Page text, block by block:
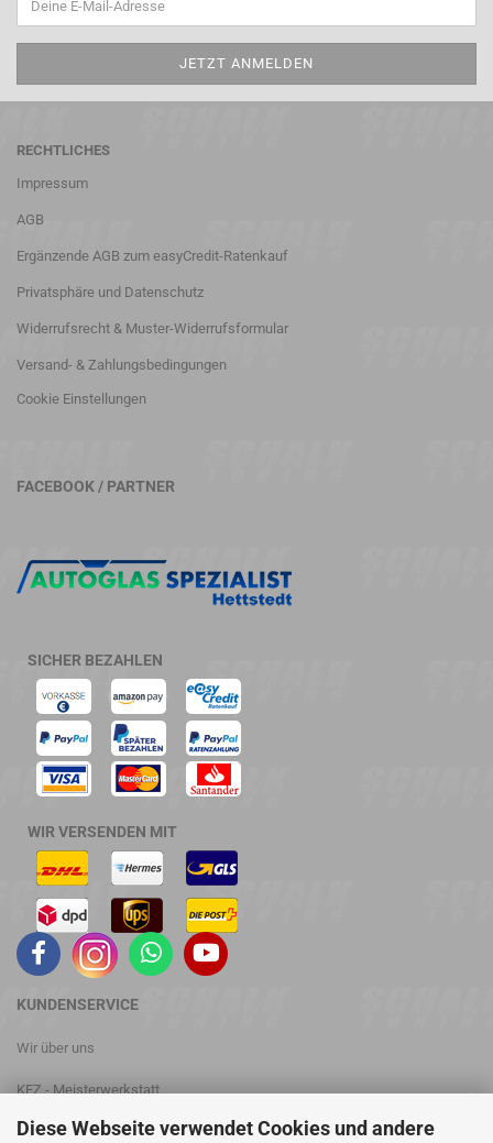
Diese Webseite verwendet Cookies und andere
RECHTLICHES
Impressum
AGB
Ergänzende AGB zum easyCredit-Ratenkauf
Privatsphäre und Datenschutz
Widerrufsrecht & Muster-Widerrufsformular
Versand- & Zahlungsbedingungen
Cookie Einstellungen
FACEBOOK / PARTNER
SICHER BEZAHLEN
WIR VERSENDEN MIT
KUNDENSERVICE
Wir über uns
KFZ - Meisterwerkstatt
Leistungsprüfstand